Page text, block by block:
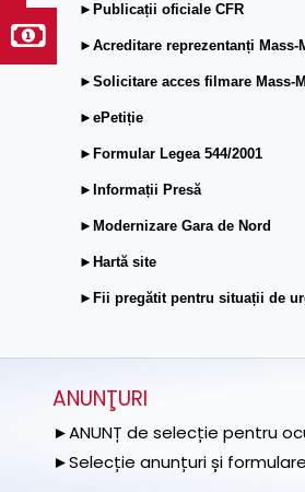
►Publicații oficiale CFR
►Acreditare reprezentanți Mass-
►Solicitare acces filmare Mass-
►ePetiție
►Formular Legea 544/2001
►Informații Presă
►Modernizare Gara de Nord
►Hartă site
►Fii pregătit pentru situații de
ANUNŢURI
►ANUNȚ de selecție pentru
►Selecție anunțuri și